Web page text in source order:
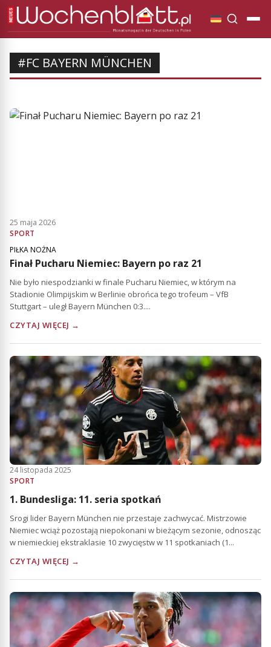
#FC BAYERN MÜNCHEN
25 maja 2026
SPORT
PIŁKA NOŻNA
Finał Pucharu Niemiec: Bayern po raz 21
Nie było niespodzianki w finale Pucharu Niemiec, w którym na
Stadionie Olimpijskim w Berlinie obrońca tego trofeum – VfB
Stuttgart – uległ Bayern München 0:3....
CZYTAJ WIĘCEJ →
24 listopada 2025
SPORT
1. Bundesliga: 11. seria spotkań
Srogi lider Bayern München nie przestaje zachwycać. Mistrzowie
Niemiec wciąż pozostają niepokonani w bieżącym sezonie, odnosząc
w niemieckiej ekstraklasie 10 zwycięstw w 11 spotkaniach (1...
CZYTAJ WIĘCEJ →